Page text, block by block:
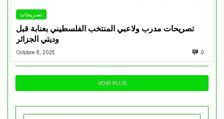
تصريحات
تصريحات مدرب ولاعبي المنتخب الفلسطيني بعنابة قبل
وديتي الجزائر
Octobre 8, 2025 0
VOIR PLUS